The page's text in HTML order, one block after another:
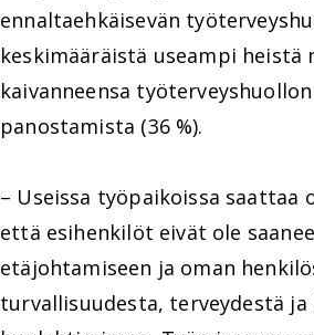
ennaltaehkäisevän
keskimääräistä useampi heistä
kaivanneensa
panostamista (36 %).
– Useissa työpaikoissa saattaa
että esihenkilöt eivät ole
etäjohtamiseen ja oman
turvallisuudesta, terveydestä ja